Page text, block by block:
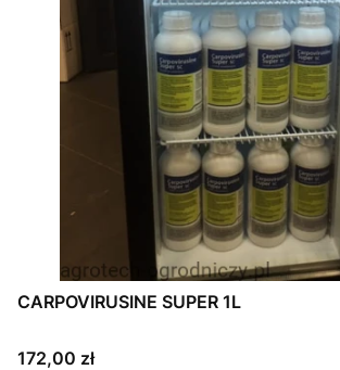
CARPOVIRUSINE SUPER 1L
Cena
172,00 zł